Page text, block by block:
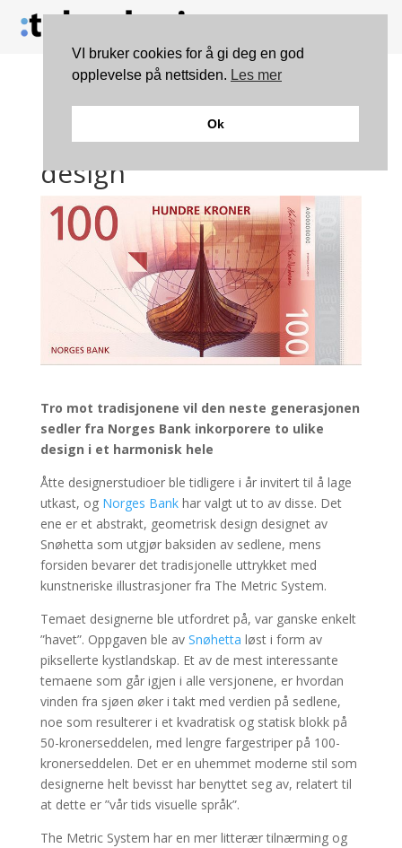
Norges Banks nye sedler
har fått en moderne
design
Tro mot tradisjonene vil den neste generasjonen
sedler fra Norges Bank inkorporere to ulike
design i et harmonisk hele
Åtte designerstudioer ble tidligere i år invitert til å lage
utkast, og Norges Bankhar valgt ut to av disse. Det
ene er et abstrakt, geometrisk design designet av
Snøhetta som utgjør baksiden av sedlene, mens
forsiden bevarer det tradisjonelle uttrykket med
kunstneriske illustrasjoner fra The Metric System.
Temaet designerne ble utfordret på, var ganske enkelt
”havet”. Oppgaven ble av Snøhetta løst i form av
piksellerte kystlandskap. Et av de mest interessante
temaene som går igjen i alle versjonene, er hvordan
vinden fra sjøen øker i takt med verdien på sedlene,
noe som resulterer i et kvadratisk og statisk blokk på
50-kronerseddelen, med lengre fargestriper på 100-
kronerseddelen. Det er en uhemmet moderne stil som
designerne helt bevisst har benyttet seg av, relatert til
at dette er ”vår tids visuelle språk”.
The Metric System har en mer litterær tilnærming og
VI bruker cookies for å gi deg en god
opplevelse på nettsiden. Les mer
Ok